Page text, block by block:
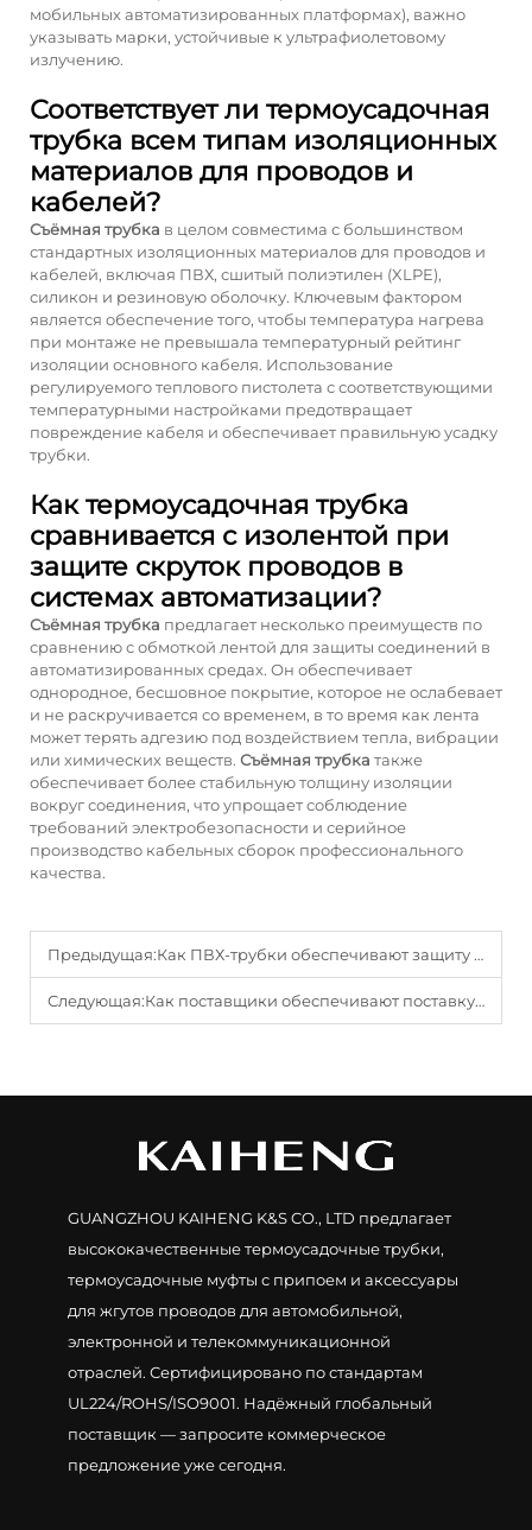
мобильных автоматизированных платформах), важно
указывать марки, устойчивые к ультрафиолетовому
излучению.
Соответствует ли термоусадочная
трубка всем типам изоляционных
материалов для проводов и
кабелей?
Съёмная трубка в целом совместима с большинством
стандартных изоляционных материалов для проводов и
кабелей, включая ПВХ, сшитый полиэтилен (XLPE),
силикон и резиновую оболочку. Ключевым фактором
является обеспечение того, чтобы температура нагрева
при монтаже не превышала температурный рейтинг
изоляции основного кабеля. Использование
регулируемого теплового пистолета с соответствующими
температурными настройками предотвращает
повреждение кабеля и обеспечивает правильную усадку
трубки.
Как термоусадочная трубка
сравнивается с изолентой при
защите скруток проводов в
системах автоматизации?
Съёмная трубка предлагает несколько преимуществ по
сравнению с обмоткой лентой для защиты соединений в
автоматизированных средах. Он обеспечивает
однородное, бесшовное покрытие, которое не ослабевает
и не раскручивается со временем, в то время как лента
может терять адгезию под воздействием тепла, вибрации
или химических веществ. Съёмная трубка также
обеспечивает более стабильную толщину изоляции
вокруг соединения, что упрощает соблюдение
требований электробезопасности и серийное
производство кабельных сборок профессионального
качества.
Предыдущая:Как ПВХ-трубки обеспечивают защиту проводки в суровых условиях?
Следующая:Как поставщики обеспечивают поставку термоусадочных трубок для крупномасштабных проектов?
GUANGZHOU KAIHENG K&S CO., LTD предлагает
высококачественные термоусадочные трубки,
термоусадочные муфты с припоем и аксессуары
для жгутов проводов для автомобильной,
электронной и телекоммуникационной
отраслей. Сертифицировано по стандартам
UL224/ROHS/ISO9001. Надёжный глобальный
поставщик — запросите коммерческое
предложение уже сегодня.